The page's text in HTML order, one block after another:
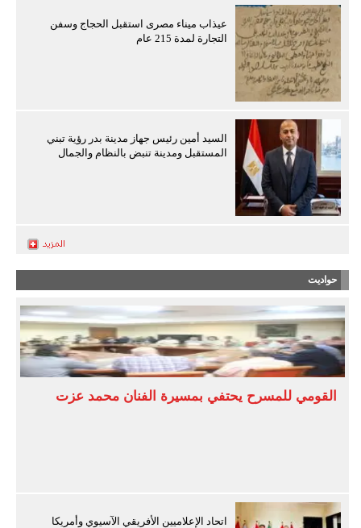
عيذاب ميناء مصرى استقبل الحجاج وسفن
التجارة لمدة 215 عام
السيد أمين رئيس جهاز مدينة بدر رؤية تبني
المستقبل ومدينة تنبض بالنظام والجمال
حواديت
القومي للمسرح يحتفي بمسيرة الفنان محمد عزت
اتحاد الإعلاميين الأفريقي الآسيوي وأمريكا